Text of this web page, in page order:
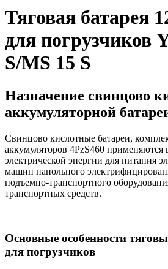
Тяговая батарея
для погрузчиков
S/MS 15 S
Назначение свинцово
аккумуляторной
Свинцово кислотные батареи,
аккумуляторов 4PzS460 применяются
электрической энергии для питания
машин напольного
подъемно-транспортного
транспортных средств.
Основные особенности
для погрузчиков